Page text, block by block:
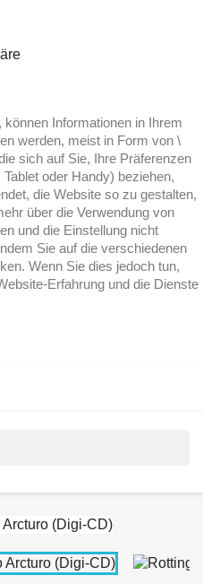
Informationen in Ihrem
werden, meist in Form von \
sich auf Sie, Ihre Präferenzen
oder Handy) beziehen,
die Website so zu gestalten,
über die Verwendung von
und die Einstellung nicht
Sie auf die verschiedenen
Wenn Sie dies jedoch tun,
Erfahrung und die Dienste